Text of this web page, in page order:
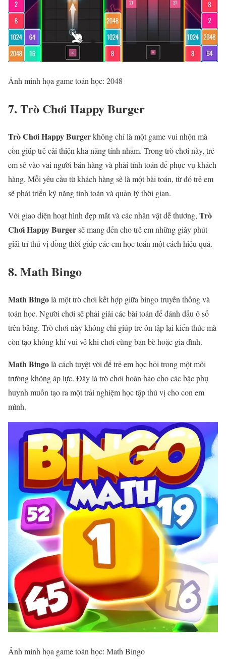
Ảnh minh họa game toán học: 2048
7. Trò Chơi Happy Burger
Trò Chơi Happy Burgerkhông chỉ là một game vui nhộn mà
còn giúp trẻ cải thiện khả năng tính nhẩm. Trong trò chơi này, trẻ
em sẽ vào vai người bán hàng và phải tính toán để phục vụ khách
hàng. Mỗi yêu cầu từ khách hàng sẽ là một bài toán, từ đó trẻ em
sẽ phát triển kỹ năng tính toán và quản lý thời gian.
Với giao diện hoạt hình đẹp mắt và các nhân vật dễ thương, Trò
Chơi Happy Burgersẽ mang đến cho trẻ em những giây phút
giải trí thú vị đồng thời giúp các em học toán một cách hiệu quả.
8. Math Bingo
Math Bingolà một trò chơi kết hợp giữa bingo truyền thống và
toán học. Người chơi sẽ phải giải các bài toán để đánh dấu ô số
trên bảng. Trò chơi này không chỉ giúp trẻ ôn tập lại kiến thức mà
còn tạo không khí vui vẻ khi chơi cùng bạn bè hoặc gia đình.
Math Bingolà cách tuyệt vời để trẻ em học hỏi trong một môi
trường không áp lực. Đây là trò chơi hoàn hảo cho các bậc phụ
huynh muốn tạo ra một trải nghiệm học tập thú vị cho con em
mình.
Ảnh minh họa game toán học: Math Bingo